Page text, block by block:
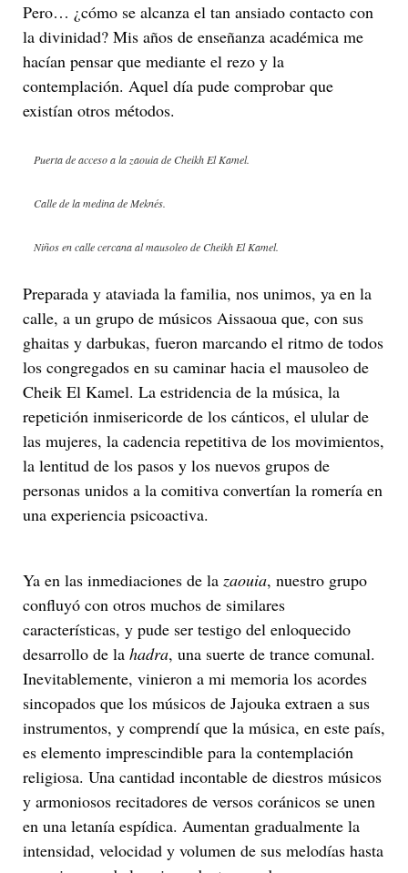
Pero… ¿cómo se alcanza el tan ansiado contacto con
la divinidad? Mis años de enseñanza académica me
hacían pensar que mediante el rezo y la
contemplación. Aquel día pude comprobar que
existían otros métodos.
Puerta de acceso a la zaouia de Cheikh El Kamel.
Calle de la medina de Meknés.
Niños en calle cercana al mausoleo de Cheikh El Kamel.
Preparada y ataviada la familia, nos unimos, ya en la
calle, a un grupo de músicos Aissaoua que, con sus
ghaitas y darbukas, fueron marcando el ritmo de todos
los congregados en su caminar hacia el mausoleo de
Cheik El Kamel. La estridencia de la música, la
repetición inmisericorde de los cánticos, el ulular de
las mujeres, la cadencia repetitiva de los movimientos,
la lentitud de los pasos y los nuevos grupos de
personas unidos a la comitiva convertían la romería en
una experiencia psicoactiva.
Ya en las inmediaciones de la zaouia, nuestro grupo
confluyó con otros muchos de similares
características, y pude ser testigo del enloquecido
desarrollo de la hadra, una suerte de trance comunal.
Inevitablemente, vinieron a mi memoria los acordes
sincopados que los músicos de Jajouka extraen a sus
instrumentos, y comprendí que la música, en este país,
es elemento imprescindible para la contemplación
religiosa. Una cantidad incontable de diestros músicos
y armoniosos recitadores de versos coránicos se unen
en una letanía espídica. Aumentan gradualmente la
intensidad, velocidad y volumen de sus melodías hasta